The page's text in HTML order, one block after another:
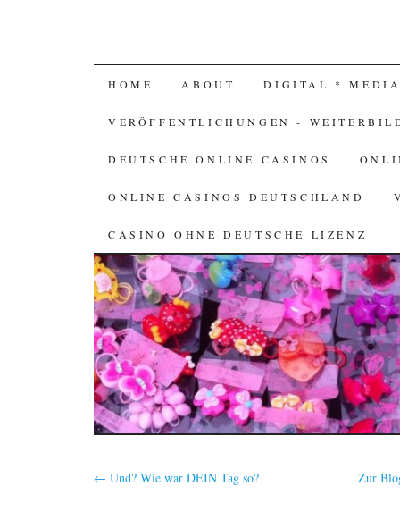
SKIP TO CONTENT
HOME ABOUT DIGITAL *
VERÖFFENTLICHUNGEN -
DEUTSCHE ONLINE CASINOS
ONLINE CASINOS DEUTSCHLAND
CASINO OHNE DEUTSCHE LIZENZ
← Und? Wie war DEIN Tag so? Zur